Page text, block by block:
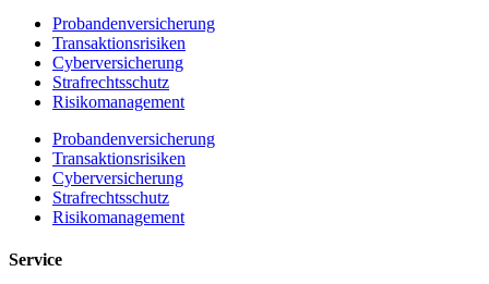
Probandenversicherung
Transaktionsrisiken
Cyberversicherung
Strafrechtsschutz
Risikomanagement
Probandenversicherung
Transaktionsrisiken
Cyberversicherung
Strafrechtsschutz
Risikomanagement
Service